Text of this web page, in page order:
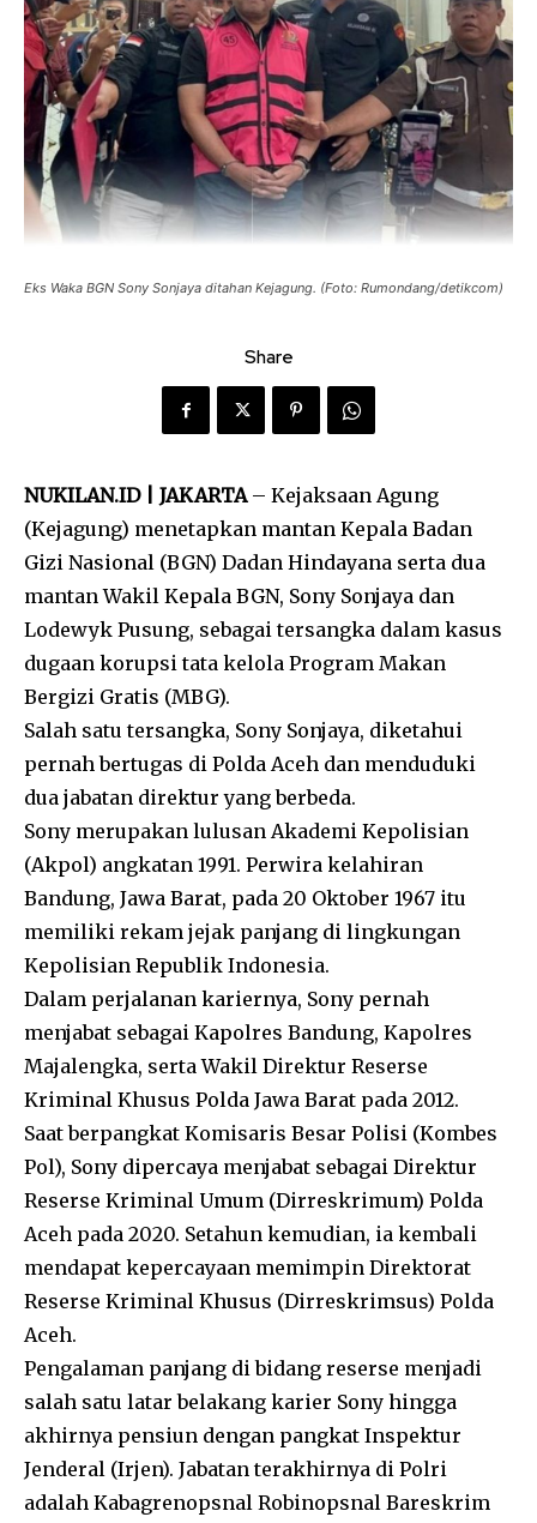
Eks Waka BGN Sony Sonjaya ditahan Kejagung. (Foto: Rumondang/detikcom)
Share
NUKILAN.ID | JAKARTA– Kejaksaan Agung
(Kejagung) menetapkan mantan Kepala Badan
Gizi Nasional (BGN) Dadan Hindayana serta dua
mantan Wakil Kepala BGN, Sony Sonjaya dan
Lodewyk Pusung, sebagai tersangka dalam kasus
dugaan korupsi tata kelola Program Makan
Bergizi Gratis (MBG).
Salah satu tersangka, Sony Sonjaya, diketahui
pernah bertugas di Polda Aceh dan menduduki
dua jabatan direktur yang berbeda.
Sony merupakan lulusan Akademi Kepolisian
(Akpol) angkatan 1991. Perwira kelahiran
Bandung, Jawa Barat, pada 20 Oktober 1967 itu
memiliki rekam jejak panjang di lingkungan
Kepolisian Republik Indonesia.
Dalam perjalanan kariernya, Sony pernah
menjabat sebagai Kapolres Bandung, Kapolres
Majalengka, serta Wakil Direktur Reserse
Kriminal Khusus Polda Jawa Barat pada 2012.
Saat berpangkat Komisaris Besar Polisi (Kombes
Pol), Sony dipercaya menjabat sebagai Direktur
Reserse Kriminal Umum (Dirreskrimum) Polda
Aceh pada 2020. Setahun kemudian, ia kembali
mendapat kepercayaan memimpin Direktorat
Reserse Kriminal Khusus (Dirreskrimsus) Polda
Aceh.
Pengalaman panjang di bidang reserse menjadi
salah satu latar belakang karier Sony hingga
akhirnya pensiun dengan pangkat Inspektur
Jenderal (Irjen). Jabatan terakhirnya di Polri
adalah Kabagrenopsnal Robinopsnal Bareskrim